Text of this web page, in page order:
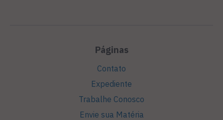
Páginas
Contato
Expediente
Trabalhe Conosco
Envie sua Matéria